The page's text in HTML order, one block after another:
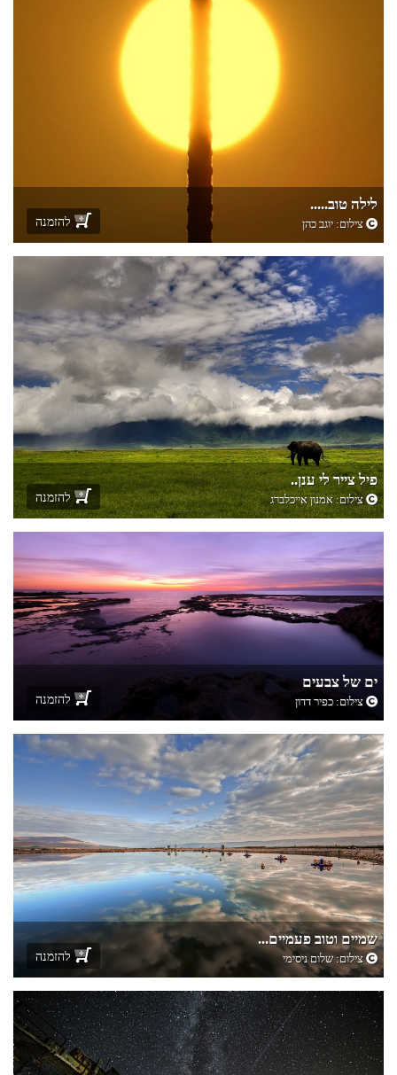
לילה טוב.....
צילום:יוגב כהן להזמנה
פיל צייר לי ענן..
צילום:אמנון אייכלברג להזמנה
ים של צבעים
צילום: כפיר דדון להזמנה
שמיים וטוב פעמיים...
צילום: להזמנה